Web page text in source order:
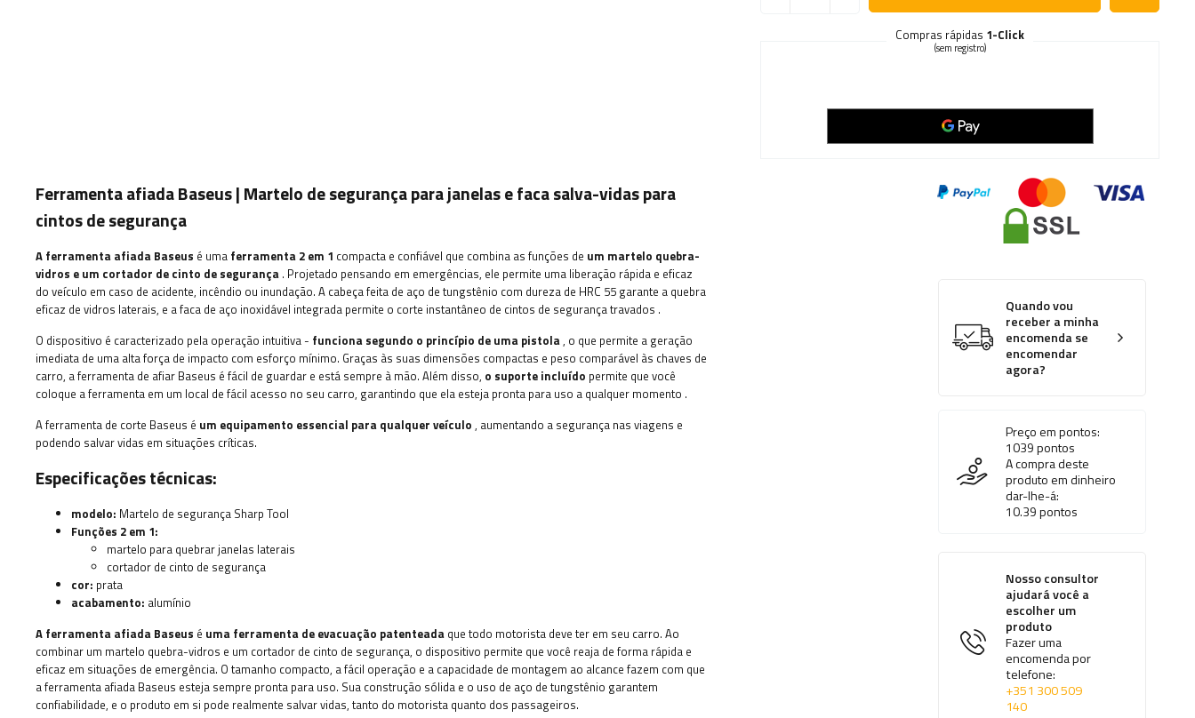
Compras rápidas 1-Click
(sem registro)
Quando vou
receber a minha
encomenda se
encomendar
agora?
Preço em pontos:
1039pontos
A compra deste
produto em dinheiro
dar-lhe-á:
10.39pontos
Nosso consultor
ajudará você a
escolher um
produto
Fazer uma
encomenda por
telefone:
+351 300 509
140
Ferramenta afiada Baseus | Martelo de segurança para janelas e faca salva-vidas para
cintos de segurança
A ferramenta afiada Baseus é uma ferramenta 2 em 1 compacta e confiável que combina as funções de um martelo quebra-
vidros e um cortador de cinto de segurança . Projetado pensando em emergências, ele permite uma liberação rápida e eficaz
do veículo em caso de acidente, incêndio ou inundação. A cabeça feita de aço de tungstênio com dureza de HRC 55 garante a quebra
eficaz de vidros laterais, e a faca de aço inoxidável integrada permite o corte instantâneo de cintos de segurança travados .
O dispositivo é caracterizado pela operação intuitiva - funciona segundo o princípio de uma pistola, o que permite a geração
imediata de uma alta força de impacto com esforço mínimo. Graças às suas dimensões compactas e peso comparável às chaves de
carro, a ferramenta de afiar Baseus é fácil de guardar e está sempre à mão. Além disso, o suporte incluído permite que você
coloque a ferramenta em um local de fácil acesso no seu carro, garantindo que ela esteja pronta para uso a qualquer momento .
A ferramenta de corte Baseus é um equipamento essencial para qualquer veículo , aumentando a segurança nas viagens e
podendo salvar vidas em situações críticas.
Especificações técnicas:
modelo: Martelo de segurança Sharp Tool
Funções 2 em 1:
martelo para quebrar janelas laterais
cortador de cinto de segurança
cor: prata
acabamento: alumínio
A ferramenta afiada Baseus é uma ferramenta de evacuação patenteada que todo motorista deve ter em seu carro. Ao
combinar um martelo quebra-vidros e um cortador de cinto de segurança, o dispositivo permite que você reaja de forma rápida e
eficaz em situações de emergência. O tamanho compacto, a fácil operação e a capacidade de montagem ao alcance fazem com que
a ferramenta afiada Baseus esteja sempre pronta para uso. Sua construção sólida e o uso de aço de tungstênio garantem
confiabilidade, e o produto em si pode realmente salvar vidas, tanto do motorista quanto dos passageiros.